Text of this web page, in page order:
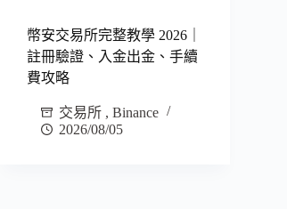
幣安交易所完整教學 2026｜
註冊驗證、入金出金、手續
費攻略
交易所 , Binance
2026/08/05